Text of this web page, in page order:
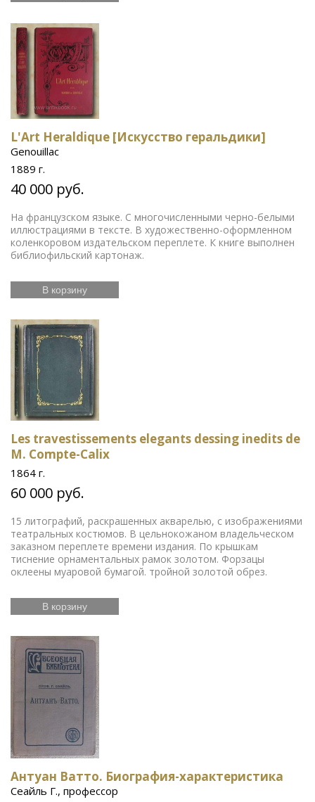
L'Art Heraldique [Искусство геральдики]
Genouillac
1889 г.
40 000 руб.
На французском языке. С многочисленными черно-белыми
иллюстрациями в тексте. В художественно-оформленном
коленкоровом издательском переплете. К книге выполнен
библиофильский картонаж.
В корзину
Les travestissements elegants dessing inedits de
M. Compte-Calix
1864 г.
60 000 руб.
15 литографий, раскрашенных акварелью, с изображениями
театральных костюмов. В цельнокожаном владельческом
заказном переплете времени издания. По крышкам
тиснение орнаментальных рамок золотом. Форзацы
оклеены муаровой бумагой. тройной золотой обрез.
В корзину
Антуан Ватто. Биография-характеристика
Сеайль Г., профессор